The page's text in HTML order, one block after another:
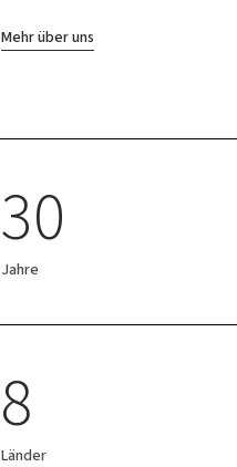
Mehr über uns
30
Jahre
8
Länder